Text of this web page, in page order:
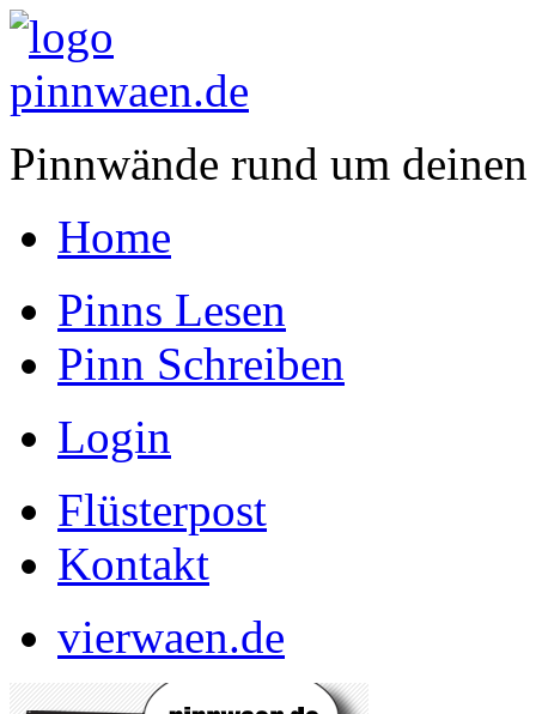
Pinnwände rund um
Home
Pinns Lesen
Pinn Schreiben
Login
Flüsterpost
Kontakt
vierwaen.de